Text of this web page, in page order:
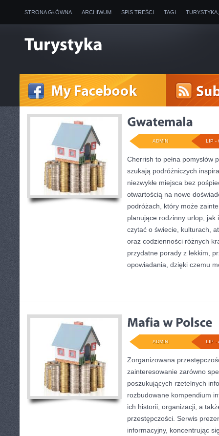
STRONA GŁÓWNA ARCHIWUM SPIS TREŚCI TAGI
LIP -
ADMIN
Cherrish to pełna pomysłów
szukają podróżniczych
niezwykłe miejsca bez
otwartością na nowe
podróżach, który może
planujące rodzinny urlop,
czytać o świecie, kulturach,
oraz codzienności różnych
przydatne porady z lekkim,
opowiadania, dzięki czemu
LIP -
ADMIN
Zorganizowana
zainteresowanie zarówno
poszukujących rzetelnych
rozbudowane kompendium
ich historii, organizacji, a
przestępczości. Serwis
informacyjny, koncentrując